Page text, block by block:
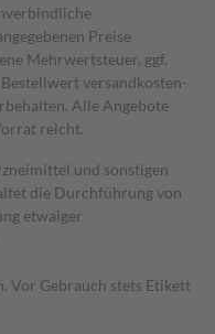
Preise
Mehrwertsteuer, ggf.
Bestell­wert versand­kosten­
Alle Angebote
reicht.
und sonstigen
die Durchführung von
etwaiger
Vor Gebrauch stets Etikett